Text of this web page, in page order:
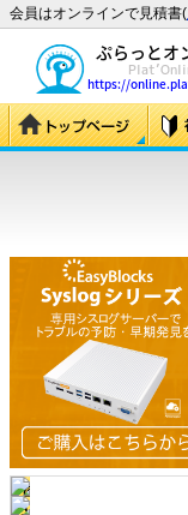
会員はオンラインで見積書(